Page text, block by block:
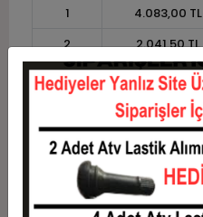
1
4.083,00 TL
2
2.041,50 TL
3
1.456,27 TL
1.112,62 TL
5
906,43 TL
768,97 TL
670,78 TL